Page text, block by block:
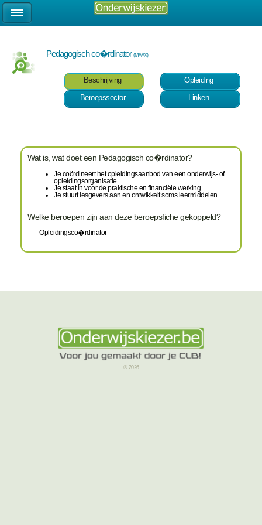
Pedagogisch co�rdinator(M/V/X)
Beschrijving
Opleiding
Beroepssector
Linken
Wat is, wat doet een Pedagogisch co�rdinator?
Je coördineert het opleidingsaanbod van een onderwijs- of
opleidingsorganisatie.
Je staat in voor de praktische en financiële werking.
Je stuurt lesgevers aan en ontwikkelt soms leermiddelen.
Welke beroepen zijn aan deze beroepsfiche gekoppeld?
Opleidingsco�rdinator
© 2026